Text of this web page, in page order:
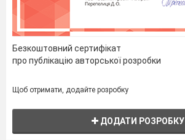
Безкоштовний сертифікат
про публікацію авторської розробки
Щоб отримати, додайте розробку
ДОДАТИ РОЗРОБКУ